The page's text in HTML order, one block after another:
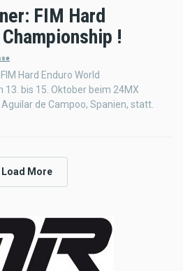
FIM Hard
!
Hard Enduro World
bis 15. Oktober beim 24MX
de Campoo, Spanien, statt.
Load More